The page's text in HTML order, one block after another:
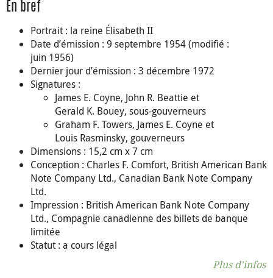
En bref
Portrait : la reine Élisabeth II
Date d’émission : 9 septembre 1954 (modifié :
juin 1956)
Dernier jour d’émission : 3 décembre 1972
Signatures :
James E. Coyne, John R. Beattie et
Gerald K. Bouey, sous-gouverneurs
Graham F. Towers, James E. Coyne et
Louis Rasminsky, gouverneurs
Dimensions : 15,2 cm x 7 cm
Conception : Charles F. Comfort, British American Bank
Note Company Ltd., Canadian Bank Note Company
Ltd.
Impression : British American Bank Note Company
Ltd., Compagnie canadienne des billets de banque
limitée
Statut : a cours légal
Plus d'infos